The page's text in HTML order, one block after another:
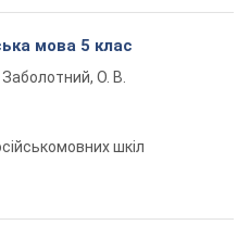
мова 5 клас
Заболотний, О. В.
шкіл